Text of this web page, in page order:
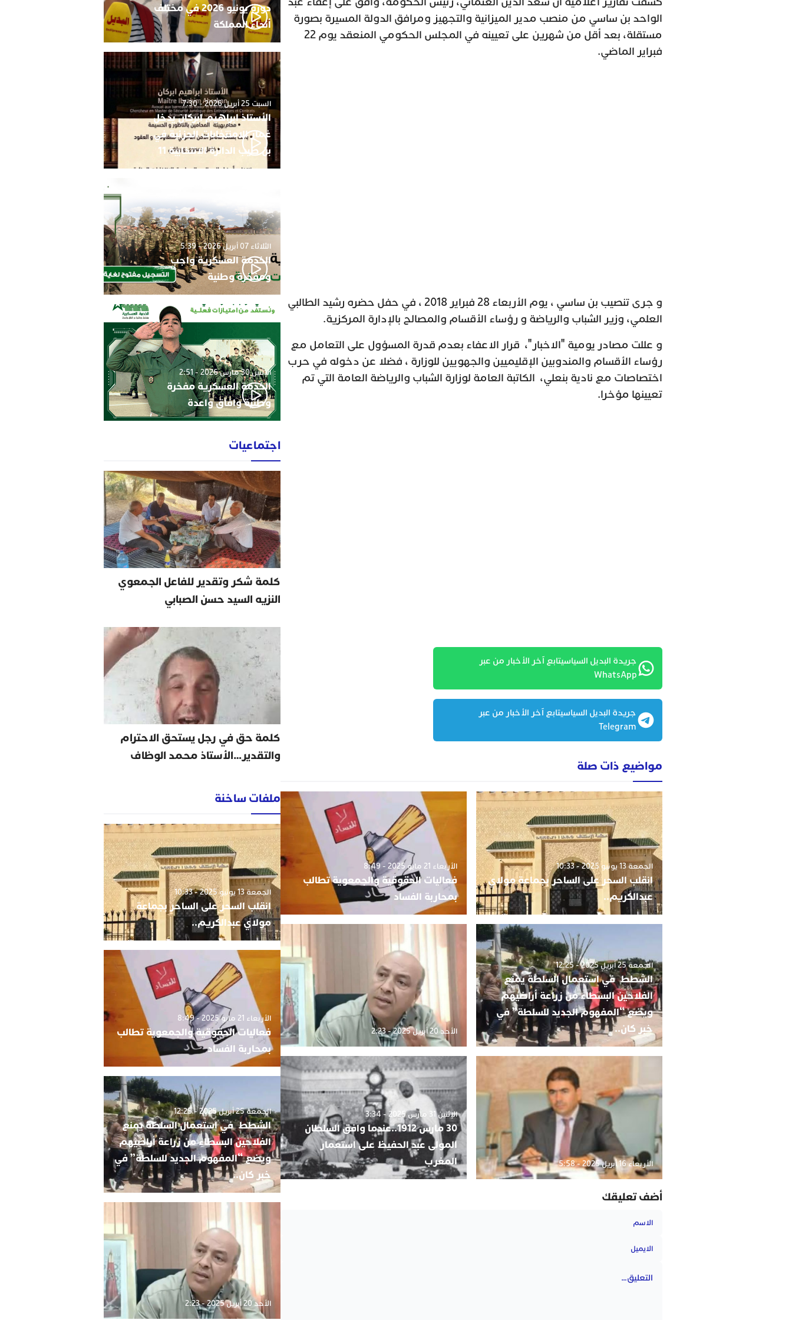
الواحد بن ساسي من منصب مدير الميزانية والتجهيز ومرافق الدولة المسيرة بصورة
مستقلة، بعد أقل من شهرين على تعيينه في المجلس الحكومي المنعقد يوم 22
فبراير الماضي.
و جرى تنصيب بن ساسي ، يوم الأربعاء 28 فبراير 2018 ، في حفل حضره رشيد الطالبي
العلمي، وزير الشباب والرياضة و رؤساء الأقسام والمصالح بالإدارة المركزية.
و عللت مصادر يومية "الاخبار"، قرار الاعفاء بعدم قدرة المسؤول على التعامل مع
رؤساء الأقسام والمندوبين الإقليميين والجهويين للوزارة ، فضلا عن دخوله في حرب
اختصاصات مع نادية بنعلي، الكاتبة العامة لوزارة الشباب والرياضة العامة التي تم
تعيينها مؤخرا.
جريدة البديل السياسيتابع آخر الأخبار من عبر
WhatsApp
جريدة البديل السياسيتابع آخر الأخبار من عبر
Telegram
مواضيع ذات صلة
الجمعة 13 يونيو 2025 - 10:33
انقلب السحر على الساحر بجماعة مولاي
عبدالكريم..
الأربعاء 21 مايو 2025 - 8:49
فعاليات الحقوقية والجمعوية تطالب
بمحاربة الفساد
الجمعة 25 أبريل 2025 - 12:25
الشطط في استعمال السلطة يمنع
الفلاحين البسطاء من زراعة أراضيهم
ويضع “المفهوم الجديد للسلطة” في
خبر كان..
الأحد 20 أبريل 2025 - 2:23
الأربعاء 16 أبريل 2025 - 5:58
الإثنين 31 مارس 2025 - 3:34
30 مارس 1912..عندما وافق السلطان
المولى عبد الحفيظ على استعمار
المغرب
أضف تعليقك
دورة يونيو 2026 في مختلف
أنحاء المملكة
السبت 25 أبريل 2026 - 7:30
الأستاذ ابراهيم ابركان يدخل
غمار الامنتخابات الجزئية في
بن طيب الدائرة الانتخابية 11
الثلاثاء 07 أبريل 2026 - 5:39
الخدمة العسكرية واجب
ومفخرة وطنية
الإثنين 30 مارس 2026 - 2:51
الخدمة العسكرية مفخرة
وطنية وافاق واعدة
اجتماعيات
كلمة شكر وتقدير للفاعل الجمعوي
النزيه السيد حسن الصبابي
كلمة حق في رجل يستحق الاحترام
والتقدير…الأستاذ محمد الوظاف
ملفات ساخنة
الجمعة 13 يونيو 2025 - 10:33
انقلب السحر على الساحر بجماعة
مولاي عبدالكريم..
الأربعاء 21 مايو 2025 - 8:49
فعاليات الحقوقية والجمعوية تطالب
بمحاربة الفساد
الجمعة 25 أبريل 2025 - 12:25
الشطط في استعمال السلطة يمنع
الفلاحين البسطاء من زراعة أراضيهم
ويضع “المفهوم الجديد للسلطة” في
خبر كان..
الأحد 20 أبريل 2025 - 2:23